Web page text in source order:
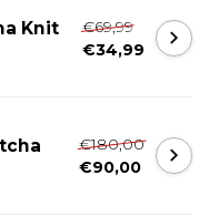
Knit
€69,99
€34,99
€180,00
€90,00